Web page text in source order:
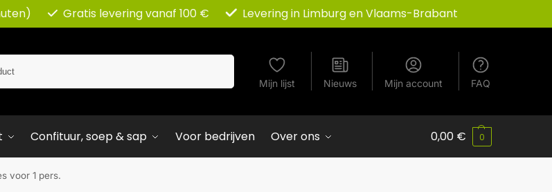
Gratis levering vanaf 100 € Levering in Limburg en Vlaams-Brabant
Mijn lijst Nieuws Mijn account FAQ
Confituur, soep & sap Voor bedrijven Over ons 0,00 € 0
voor 1 pers.